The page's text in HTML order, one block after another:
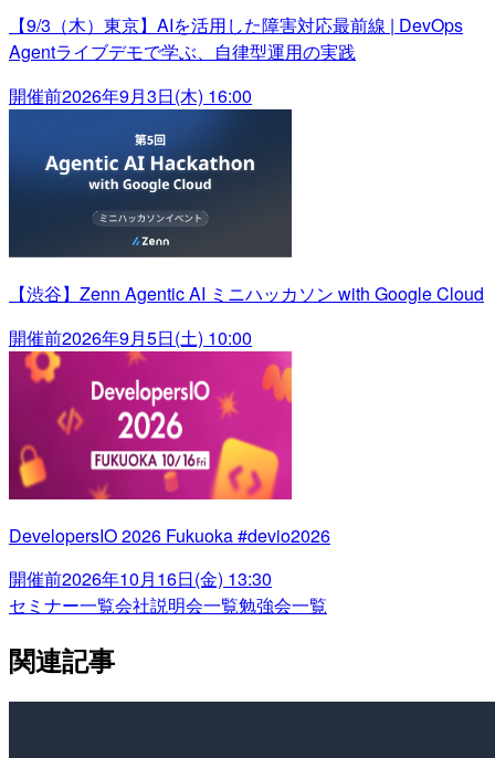
【9/3（木）東京】AIを活用した障害対応最前線 | DevOps
Agentライブデモで学ぶ、自律型運用の実践
開催前2026年9月3日(木) 16:00
【渋谷】Zenn Agentic AI ミニハッカソン with Google Cloud
開催前2026年9月5日(土) 10:00
DevelopersIO 2026 Fukuoka #devio2026
開催前2026年10月16日(金) 13:30
セミナー一覧会社説明会一覧勉強会一覧
関連記事